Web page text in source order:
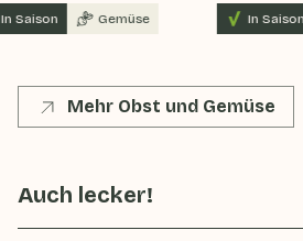
Saison Gemüse In Saison
Mehr Obst und Gemüse
Auch lecker!